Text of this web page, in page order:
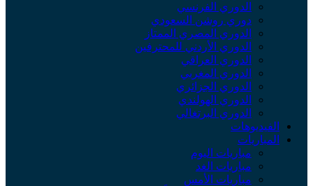
الدوري الفرنسي
دوري روشن السعودي
الدوري المصري الممتاز
الدوري الأردني للمحترفين
الدوري العراقي
الدوري المغربي
الدوري الجزائري
الدوري الهولندي
الدوري البرتغالي
الفيديوهات
المباريات
مباريات اليوم
مباريات الغد
مباريات الأمس